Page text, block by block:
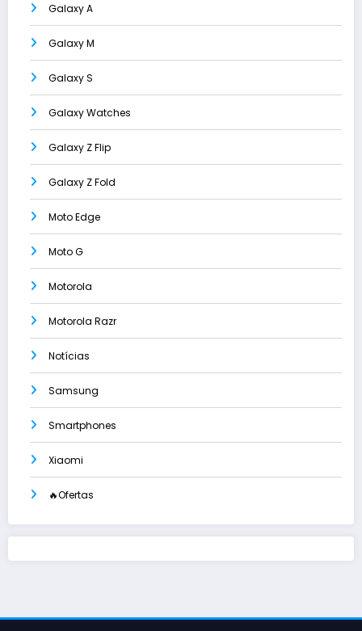
Galaxy A
Galaxy M
Galaxy S
Galaxy Watches
Galaxy Z Flip
Galaxy Z Fold
Moto Edge
Moto G
Motorola
Motorola Razr
Notícias
Samsung
Smartphones
Xiaomi
🔥Ofertas